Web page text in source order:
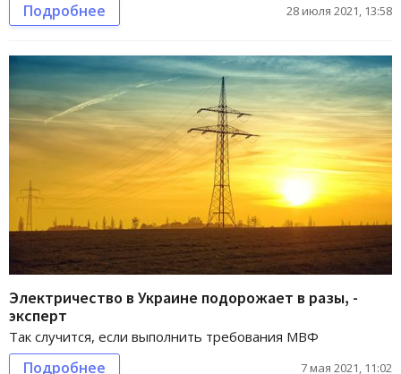
Подробнее 28 июля 2021, 13:58
Электричество в Украине подорожает в разы, -
эксперт
Так случится, если выполнить требования МВФ
Подробнее 7 мая 2021, 11:02